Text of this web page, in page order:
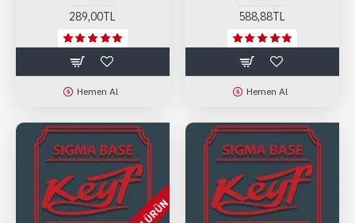
289,00TL
Hemen Al
588,88TL
Hemen Al